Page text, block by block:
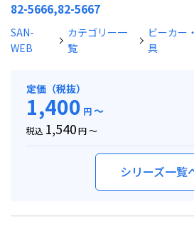
82-5666,82-5667
SAN-
WEB
カテゴリー一
覧
ビーカー
具
定価（税抜）
1,400 円～
税込 1,540円 ～
シリーズ一覧